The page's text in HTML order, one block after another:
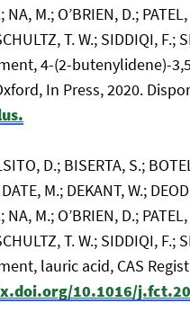
NA, M.; O’BRIEN, D.;
T. W.; SIDDIQI,
4-(2-butenylidene)-
In Press, 2020.
D.; BISERTA, S.;
M.; DEKANT, W.;
NA, M.; O’BRIEN, D.;
T. W.; SIDDIQI,
lauric acid, CAS
10.1016/